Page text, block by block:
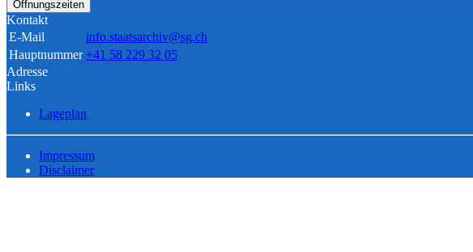
Öffnungszeiten
Kontakt
E-Mail
info.staatsarchiv@sg.ch
Hauptnummer +41 58 229 32 05
Adresse
Links
Lageplan
Impressum
Disclaimer